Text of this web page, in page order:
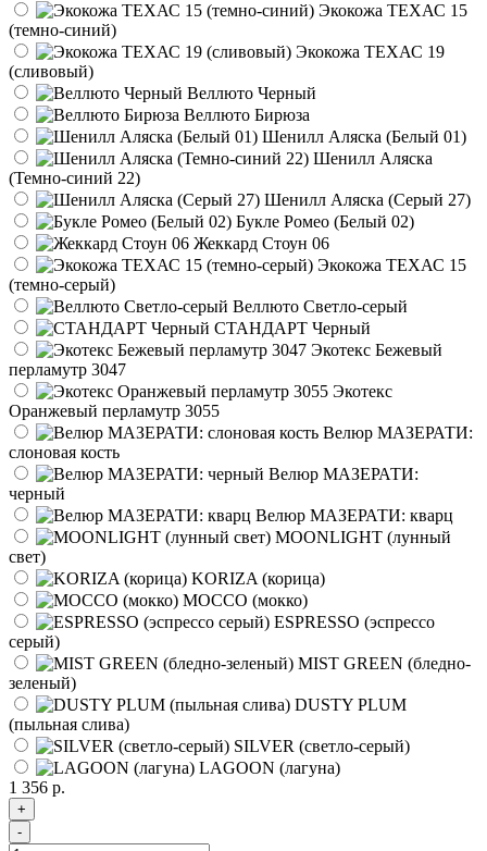
Экокожа ТЕХАС 15
(темно-синий)
Экокожа ТЕХАС 19
(сливовый)
Веллюто Черный
Веллюто Бирюза
Шенилл Аляска (Белый 01)
Шенилл Аляска
(Темно-синий 22)
Шенилл Аляска (Серый 27)
Букле Ромео (Белый 02)
Жеккард Стоун 06
Экокожа ТЕХАС 15
(темно-серый)
Веллюто Светло-серый
СТАНДАРТ Черный
Экотекс Бежевый
перламутр 3047
Экотекс
Оранжевый перламутр 3055
Велюр МАЗЕРАТИ:
слоновая кость
Велюр МАЗЕРАТИ:
черный
Велюр МАЗЕРАТИ: кварц
MOONLIGHT (лунный
свет)
KORIZA (корица)
MOCCO (мокко)
ESPRESSO (эспрессо
серый)
MIST GREEN (бледно-
зеленый)
DUSTY PLUM
(пыльная слива)
SILVER (светло-серый)
LAGOON (лагуна)
1 356 р.
+
-